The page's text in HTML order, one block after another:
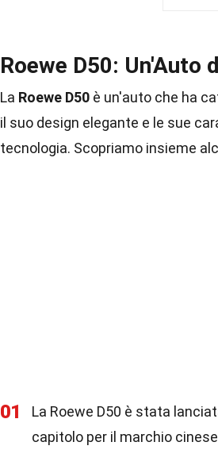
Roewe D50: Un'Auto
La Roewe D50 è un'auto che ha
il suo design elegante e le sue
tecnologia. Scopriamo insieme
01
La Roewe D50 è stata
capitolo per il marchio